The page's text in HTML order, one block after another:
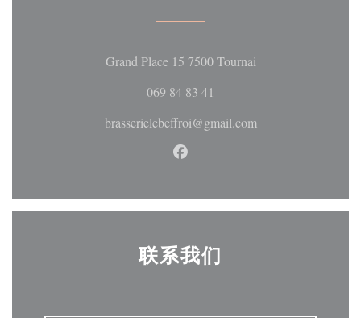
Grand Place 15 7500 Tournai((在新窗口中打开))
069 84 83 41
brasserielebeffroi@gmail.com
Facebook ((在新窗口中打开))
联系我们